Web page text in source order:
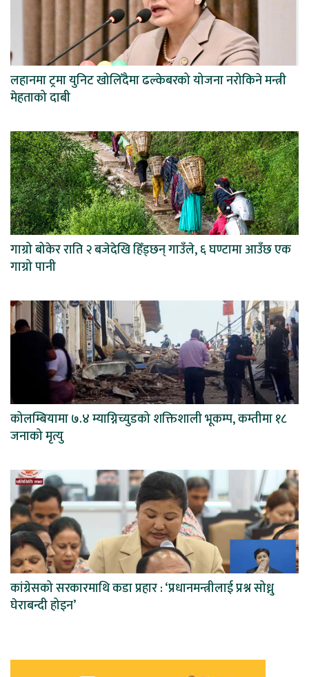
लहानमा ट्रमा युनिट खोलिँदैमा ढल्केबरको योजना नरोकिने मन्त्री
मेहताको दाबी
गाग्रो बोकेर राति २ बजेदेखि हिँड्छन् गाउँले, ६ घण्टामा आउँछ एक
गाग्रो पानी
कोलम्बियामा ७.४ म्याग्निच्युडको शक्तिशाली भूकम्प, कम्तीमा १८
जनाको मृत्यु
कांग्रेसको सरकारमाथि कडा प्रहार : ‘प्रधानमन्त्रीलाई प्रश्न सोध्नु
घेराबन्दी होइन’